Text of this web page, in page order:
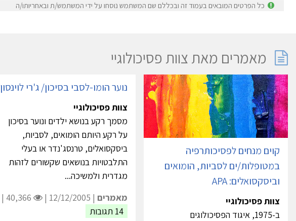
כל הפרטים המובאים בעמוד זה ובכללם שם המשתמש נוסחו על ידי המשתמש/ת ובאחריותו/ה
מאמרים מאת צוות פסיכולוגיי
קוים מנחים לפסיכותרפיה
במטופלות/ים לסביות, הומואים
וביסקסואלים: APA
צוות פסיכולוגיי
ב-1975, איגוד הפסיכולוגים
נוער הומו-לסבי בסיכון/ ג'רי לוינסון
צוות פסיכולוגיי
מסמך רקע בנושא ילדים ונוער בסיכון
על רקע היותם הומואים, לסביות,
ביסקסואלים, טרנסג'נדר או בעלי
התלבטויות בנושאים שקשורים לזהות
מגדרית ולמשיכה...
מאמרים | 12/12/2005 |
14 תגובות